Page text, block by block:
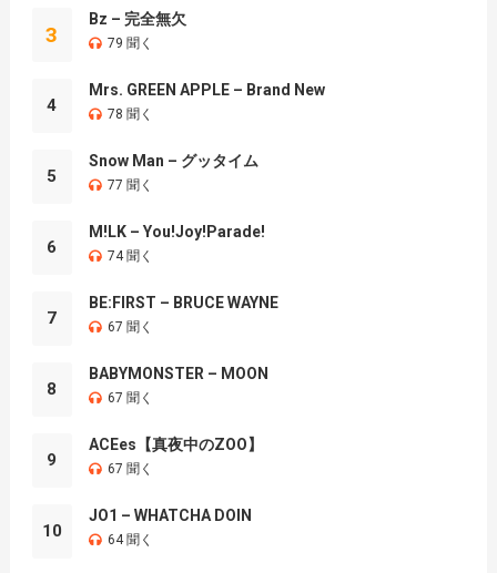
3
Bz – 完全無欠
79 聞く
4
Mrs. GREEN APPLE – Brand New
78 聞く
5
Snow Man – グッタイム
77 聞く
6
M!LK – You!Joy!Parade!
74 聞く
7
BE:FIRST – BRUCE WAYNE
67 聞く
8
BABYMONSTER – MOON
67 聞く
9
ACEes【真夜中のZOO】
67 聞く
10
JO1 – WHATCHA DOIN
64 聞く